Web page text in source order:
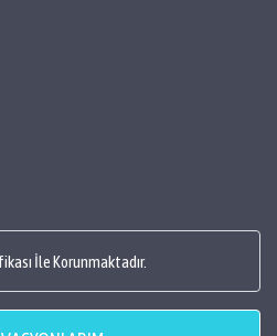
İle Korunmaktadır.